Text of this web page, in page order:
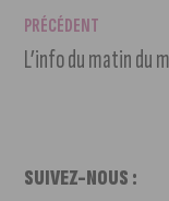
PRÉCÉDENT
SUIVEZ-NOUS :